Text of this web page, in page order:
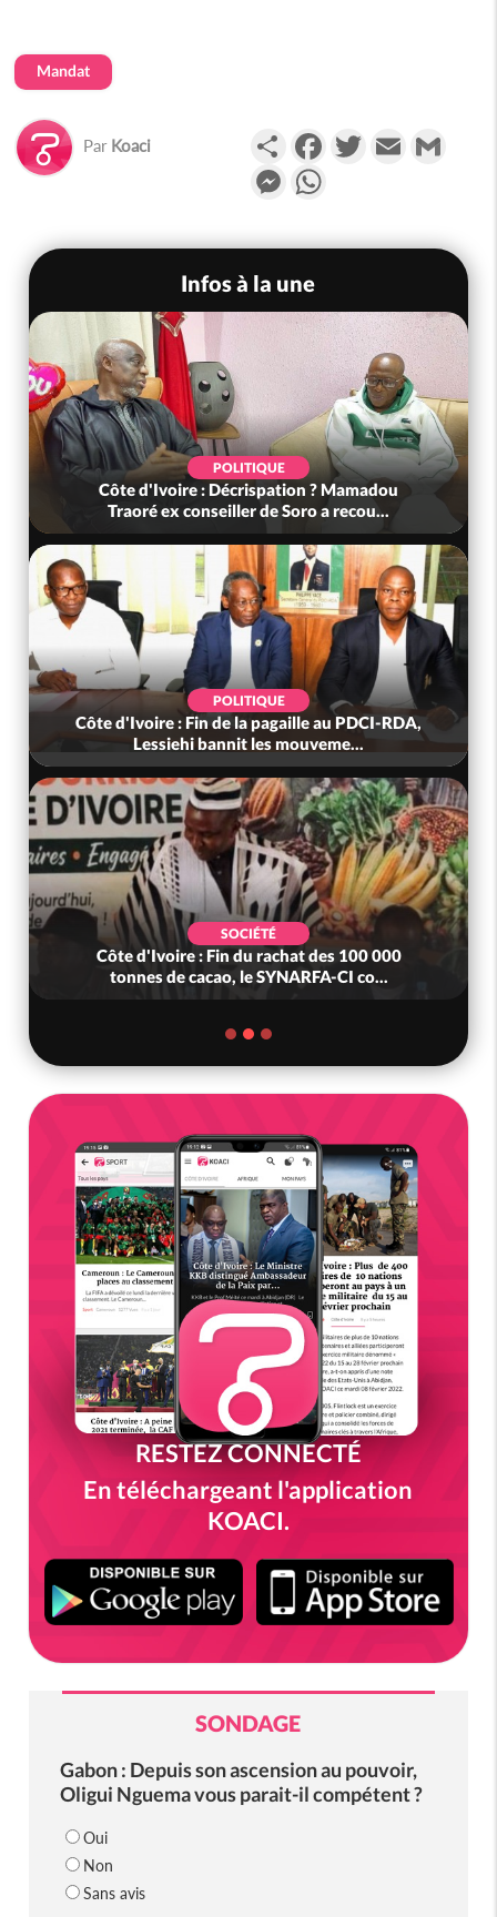
Mandat
Par Koaci PartagerFacebookTwitterEmail
Messenger
Infos à la une
POLITIQUE
Côte d'Ivoire : Décrispation ? Mamadou
Traoré ex conseiller de Soro a recou...
POLITIQUE
Côte d'Ivoire : Fin de la pagaille au PDCI-RDA,
Lessiehi bannit les mouveme...
SOCIÉTÉ
Côte d'Ivoire : Fin du rachat des 100 000
tonnes de cacao, le SYNARFA-CI co...
RESTEZ CONNECTÉ
En téléchargeant l'application
KOACI.
SONDAGE
Gabon : Depuis son ascension au pouvoir,
Oligui Nguema vous parait-il compétent ?
Oui
Non
Sans avis